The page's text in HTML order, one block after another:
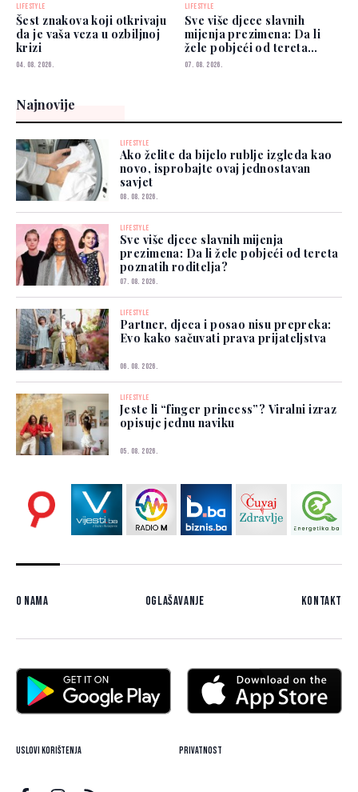
LIFESTYLE
Šest znakova koji otkrivaju
da je vaša veza u ozbiljnoj
krizi
04. 08. 2026.
LIFESTYLE
Sve više djece slavnih
mijenja prezimena: Da li
žele pobjeći od tereta
poznatih roditelja?
07. 08. 2026.
Najnovije
LIFESTYLE
Ako želite da bijelo rublje izgleda kao
novo, isprobajte ovaj jednostavan
savjet
08. 08. 2026.
LIFESTYLE
Sve više djece slavnih mijenja
prezimena: Da li žele pobjeći od tereta
poznatih roditelja?
07. 08. 2026.
LIFESTYLE
Partner, djeca i posao nisu prepreka:
Evo kako sačuvati prava prijateljstva
06. 08. 2026.
LIFESTYLE
Jeste li “finger princess”? Viralni izraz
opisuje jednu naviku
05. 08. 2026.
O nama Oglašavanje Kontakt
Uslovi korištenja Privatnost